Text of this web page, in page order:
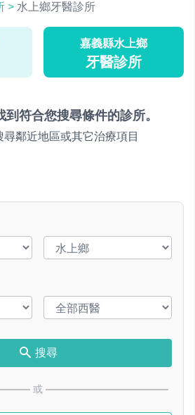
> 水上鄉牙醫診所
嘉義縣水上鄉
牙醫診所
符合您搜尋條件的診所。
鄰近地區或其它治療項目
搜尋
或